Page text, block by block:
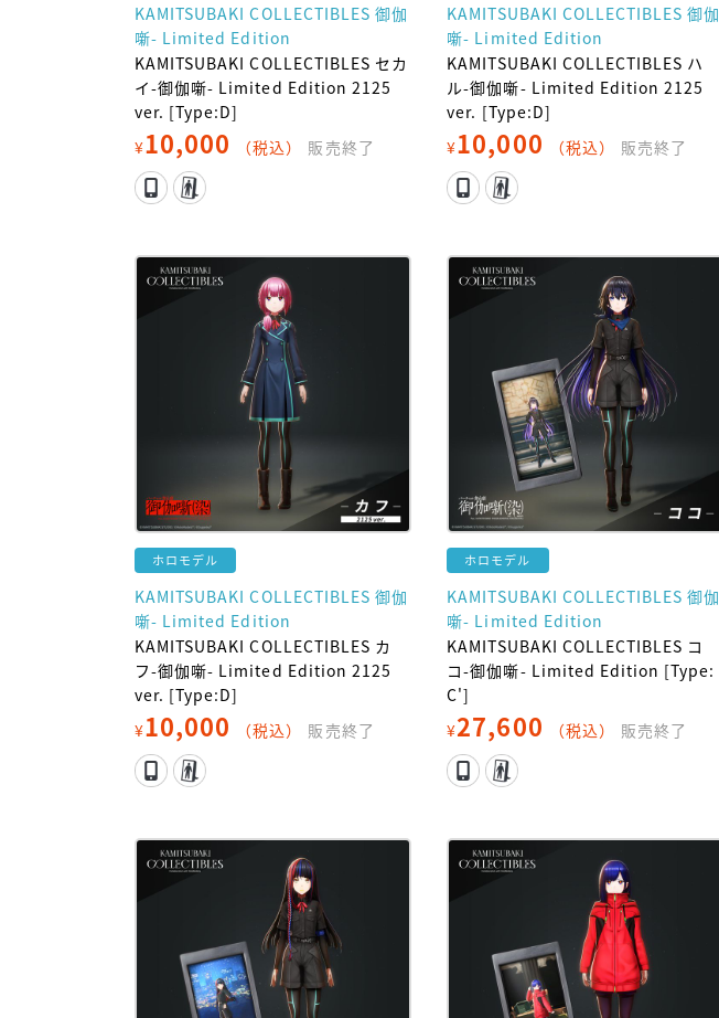
KAMITSUBAKI COLLECTIBLES 御伽
噺- Limited Edition
KAMITSUBAKI COLLECTIBLES セカ
イ-御伽噺- Limited Edition 2125
ver. [Type:D]
¥10,000 （税込） 販売終了
KAMITSUBAKI COLLECTIBLES 御伽
噺- Limited Edition
KAMITSUBAKI COLLECTIBLES ハ
ル-御伽噺- Limited Edition 2125
ver. [Type:D]
¥10,000 （税込） 販売終了
ホロモデル
KAMITSUBAKI COLLECTIBLES 御伽
噺- Limited Edition
KAMITSUBAKI COLLECTIBLES カ
フ-御伽噺- Limited Edition 2125
ver. [Type:D]
¥10,000 （税込） 販売終了
ホロモデル
KAMITSUBAKI COLLECTIBLES 御伽
噺- Limited Edition
KAMITSUBAKI COLLECTIBLES コ
コ-御伽噺- Limited Edition [Type:
C']
¥27,600 （税込） 販売終了